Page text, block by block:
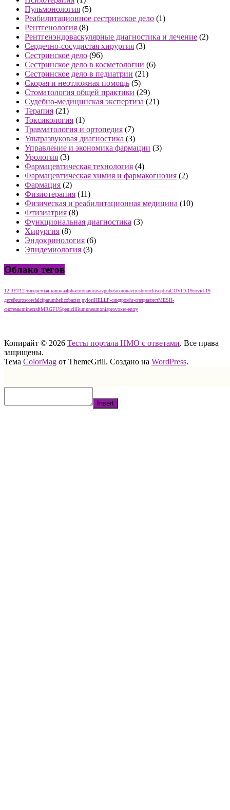
Пульмонология (5)
Реабилитационное сестринское дело (1)
Рентгенология (8)
Рентгенэндоваскулярные диагностика и лечение (2)
Сердечно-сосудистая хирургия (3)
Сестринское дело (96)
Сестринское дело в косметологии (6)
Сестринское дело в педиатрии (21)
Скорая и неотложная помощь (5)
Стоматология общей практики (29)
Судебно-медицинская экспертиза (21)
Терапия (21)
Токсикология (1)
Травматология и ортопедия (7)
Ультразвуковая диагностика (3)
Управление и экономика фармации (3)
Урология (3)
Фармацевтическая технология (4)
Фармацевтическая химия и фармакогнозия (2)
Фармация (2)
Физиотерапия (11)
Физическая и реабилитационная медицина (10)
Фтизиатрия (8)
Функциональная диагностика (3)
Хирургия (8)
Эндокринология (6)
Эпидемиология (3)
Облако тегов
12 ЗЕТ12-типерстная кишкаalphacoronavirusavpubetacoronavirusbronchisepticaCOVID-19covid-19
детейeuroscorefalciparumhelicobacter pyloriHELLP-синдромhr-специалистMESH-
системыminecraftMRGFUSpenicilliumpneumoniaprovoxre-entry
Копирайт © 2026 Тесты портала НМО с ответами. Все права
защищены.
Тема ColorMag от ThemeGrill. Создано на WordPress.
Insert